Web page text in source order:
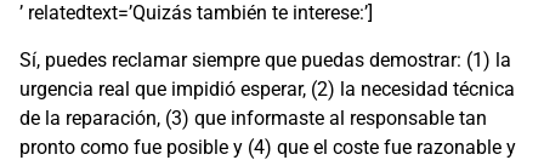
’ relatedtext=’Quizás también te interese:’]
Sí, puedes reclamar siempre que puedas demostrar: (1) la
urgencia real que impidió esperar, (2) la necesidad técnica
de la reparación, (3) que informaste al responsable tan
pronto como fue posible y (4) que el coste fue razonable y